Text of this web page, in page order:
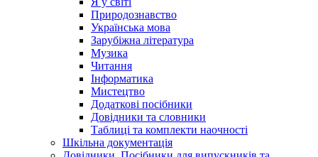
Природознавство
Українська мова
Зарубіжна література
Музика
Читання
Інформатика
Мистецтво
Додаткові посібники
Довідники та словники
Таблиці та комплекти наочності
Шкільна документація